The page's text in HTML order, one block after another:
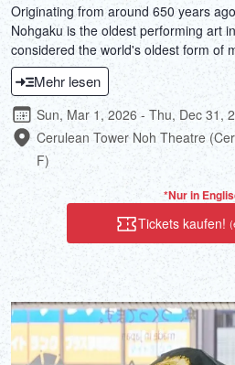
Originating from around 650 years
Nohgaku is the oldest performing art
considered the world's oldest form of
registered as a UNESCO Intangible
is recognized as one of the world's
not just theater; it is an art form that
aesthetics and spirituality, a classical
transcends words and allows viewers
culture.This tour, which includes
experiences by real Noh performers
tradition, is a valuable opportunity to
Japanese culture along with Noh
Mehr lesen
Sun, Mar 1, 2026 - Thu, Dec 31,
Cerulean Tower Noh Theatre
F)
*Nur in
Tickets kaufen!